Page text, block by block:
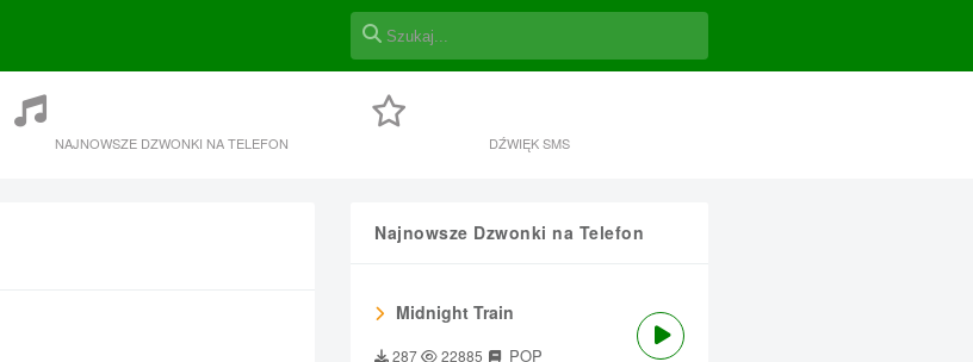
NAJNOWSZE DZWONKI NA TELEFON DŹWIĘK SMS
Najnowsze Dzwonki na Telefon
Midnight Train
287 22885 POP